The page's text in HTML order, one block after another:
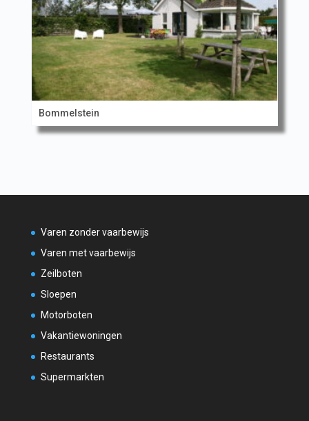
Bommelstein
Varen zonder vaarbewijs
Varen met vaarbewijs
Zeilboten
Sloepen
Motorboten
Vakantiewoningen
Restaurants
Supermarkten